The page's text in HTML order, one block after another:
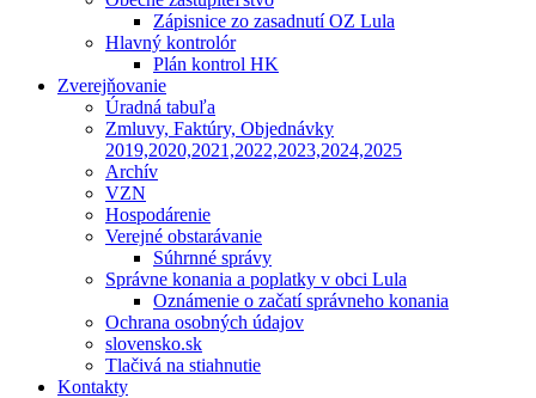
Zápisnice zo zasadnutí OZ Lula
Hlavný kontrolór
Plán kontrol HK
Zverejňovanie
Úradná tabuľa
Zmluvy, Faktúry, Objednávky
2019,2020,2021,2022,2023,2024,2025
Archív
VZN
Hospodárenie
Verejné obstarávanie
Súhrnné správy
Správne konania a poplatky v obci Lula
Oznámenie o začatí správneho konania
Ochrana osobných údajov
slovensko.sk
Tlačivá na stiahnutie
Kontakty